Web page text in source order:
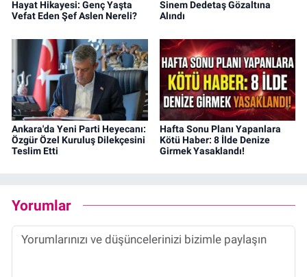
Hayat Hikayesi: Genç Yaşta
Vefat Eden Şef Aslen Nereli?
Sinem Dedetaş Gözaltına
Alındı
Ankara'da Yeni Parti Heyecanı:
Özgür Özel Kuruluş Dilekçesini
Teslim Etti
Hafta Sonu Planı Yapanlara
Kötü Haber: 8 İlde Denize
Girmek Yasaklandı!
Yorumlar